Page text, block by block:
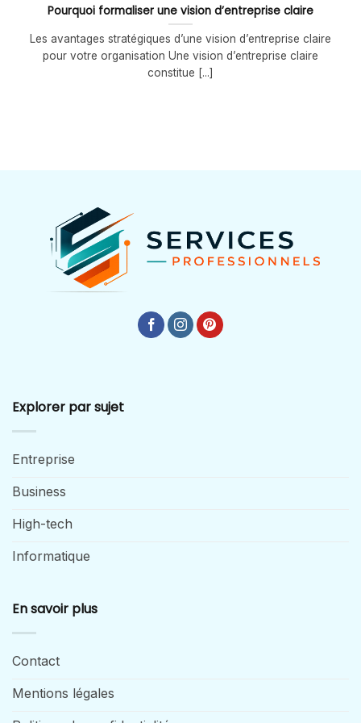
Pourquoi formaliser une vision d’entreprise claire
Les avantages stratégiques d’une vision d’entreprise claire
pour votre organisation Une vision d’entreprise claire
constitue [...]
Explorer par sujet
Entreprise
Business
High-tech
Informatique
En savoir plus
Contact
Mentions légales